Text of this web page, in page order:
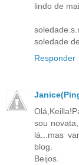
lindo de
soledade
Responder
sou
lá...mas
blog.
Beijos.